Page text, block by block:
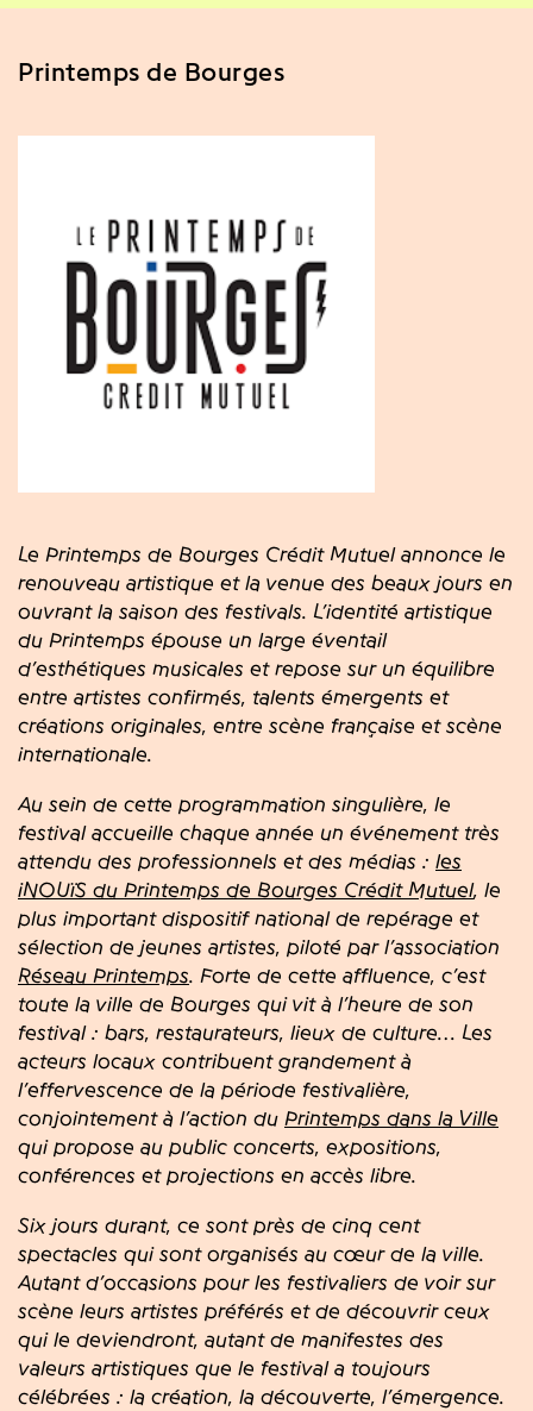
Printemps de Bourges
Le Printemps de Bourges Crédit Mutuel annonce le
renouveau artistique et la venue des beaux jours en
ouvrant la saison des festivals. L’identité artistique
du Printemps épouse un large éventail
d’esthétiques musicales et repose sur un équilibre
entre artistes confirmés, talents émergents et
créations originales, entre scène française et scène
internationale.
Au sein de cette programmation singulière, le
festival accueille chaque année un événement très
attendu des professionnels et des médias : les
iNOUïS du Printemps de Bourges Crédit Mutuel, le
plus important dispositif national de repérage et
sélection de jeunes artistes, piloté par l’association
Réseau Printemps. Forte de cette affluence, c’est
toute la ville de Bourges qui vit à l’heure de son
festival : bars, restaurateurs, lieux de culture… Les
acteurs locaux contribuent grandement à
l’effervescence de la période festivalière,
conjointement à l’action du Printemps dans la Ville
qui propose au public concerts, expositions,
conférences et projections en accès libre.
Six jours durant, ce sont près de cinq cent
spectacles qui sont organisés au cœur de la ville.
Autant d’occasions pour les festivaliers de voir sur
scène leurs artistes préférés et de découvrir ceux
qui le deviendront, autant de manifestes des
valeurs artistiques que le festival a toujours
célébrées : la création, la découverte, l’émergence.